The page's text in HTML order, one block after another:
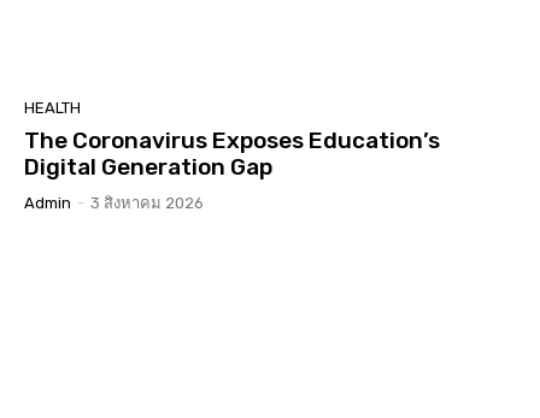
HEALTH
The Coronavirus Exposes Education’s
Digital Generation Gap
Admin - 3 สิงหาคม 2026